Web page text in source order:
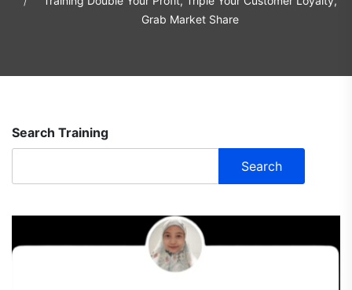
Grab Market Share
Search Training
Search